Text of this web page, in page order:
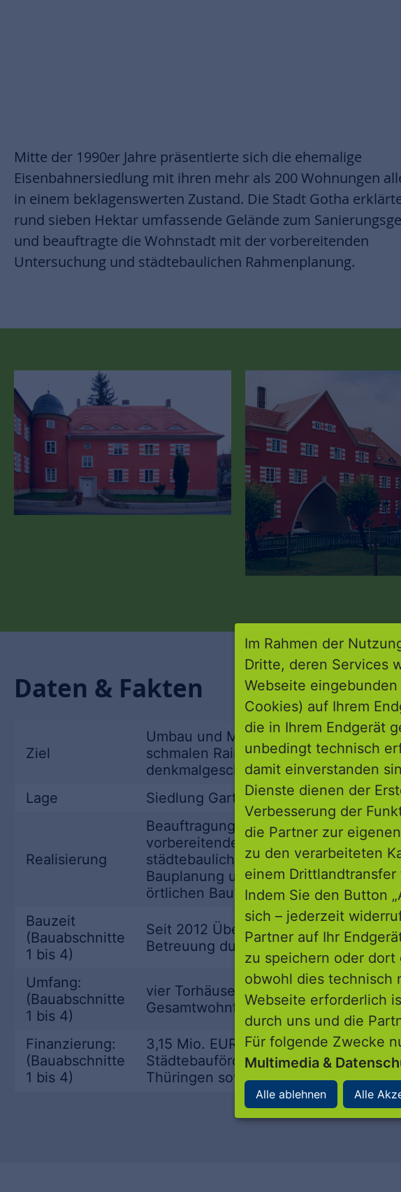
Mitte der 1990er Jahre präsentierte sich die ehemalige
Eisenbahnersiedlung mit ihren mehr als 200 Wohnungen
in einem beklagenswerten Zustand. Die Stadt Gotha
rund sieben Hektar umfassende Gelände zum
und beauftragte die Wohnstadt mit der vorbereitenden
Untersuchung und städtebaulichen Rahmenplanung.
Daten & Fakten
Ziel
Umbau und Modernisierung der
schmalen Rain“ in Gotha, Erhaltung
denkmalgeschützten Ensembles aus
Lage
Siedlung Gartenstadt „Am schmalen
Realisierung
Beauftragung der Wohnstadt zur
vorbereitenden Untersuchung und
städtebaulichen Rahmenplans durch
Bauplanung und -betreuung im
örtlichen Baugenossenschaft
Bauzeit
(Bauabschnitte
1 bis 4)
Seit 2012 Übernahme der
Betreuung durch die ProjektStadt
Umfang:
(Bauabschnitte
1 bis 4)
vier Torhäuser mit 52 Wohnungen
Gesamtwohnfläche von 3.592
Finanzierung:
(Bauabschnitte
1 bis 4)
3,15 Mio. EUR, davon 905.000 EUR
Städtebaufördermitteln des Bundes,
Thüringen sowie der Stadt Gotha
Im Rahmen der
Dritte, deren Services
Webseite
Cookies) auf Ihrem
die in Ihrem Endgerät
unbedingt technisch
damit einverstanden
Dienste dienen der
Verbesserung der
die Partner zur
zu den verarbeiteten
einem
Indem Sie den Button
sich – jederzeit
Partner auf Ihr
zu speichern oder dort
obwohl dies technisch
Webseite erforderlich
durch uns und die
Für folgende Zwecke
Multimedia &
Alle ablehnen Alle